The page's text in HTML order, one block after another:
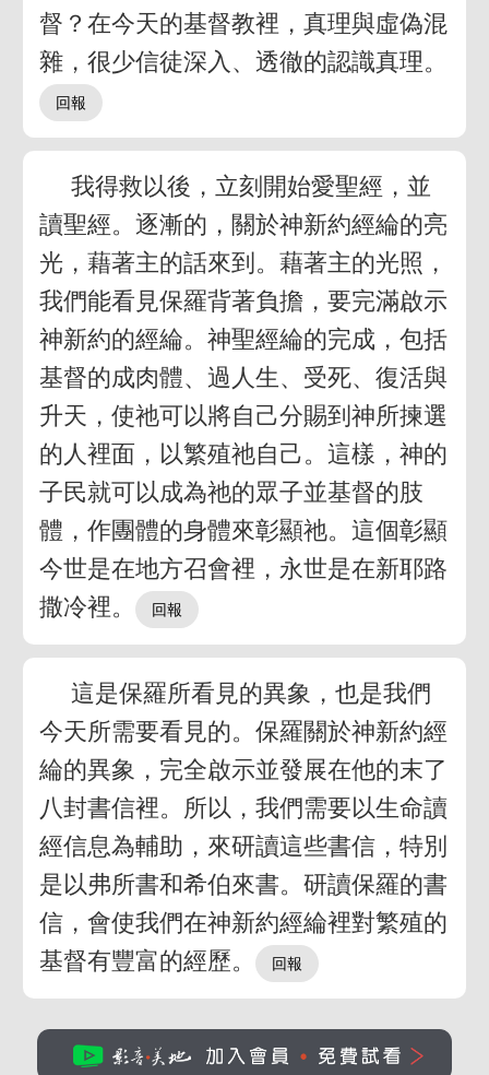
督？在今天的基督教裡，真理與虛偽混
雜，很少信徒深入、透徹的認識真理。
我得救以後，立刻開始愛聖經，並
讀聖經。逐漸的，關於神新約經綸的亮
光，藉著主的話來到。藉著主的光照，
我們能看見保羅背著負擔，要完滿啟示
神新約的經綸。神聖經綸的完成，包括
基督的成肉體、過人生、受死、復活與
升天，使祂可以將自己分賜到神所揀選
的人裡面，以繁殖祂自己。這樣，神的
子民就可以成為祂的眾子並基督的肢
體，作團體的身體來彰顯祂。這個彰顯
今世是在地方召會裡，永世是在新耶路
撒冷裡。
這是保羅所看見的異象，也是我們
今天所需要看見的。保羅關於神新約經
綸的異象，完全啟示並發展在他的末了
八封書信裡。所以，我們需要以生命讀
經信息為輔助，來研讀這些書信，特別
是以弗所書和希伯來書。研讀保羅的書
信，會使我們在神新約經綸裡對繁殖的
基督有豐富的經歷。